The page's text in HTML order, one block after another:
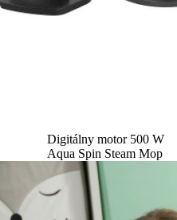
Digitálny motor 500 W
Aqua Spin Steam Mop